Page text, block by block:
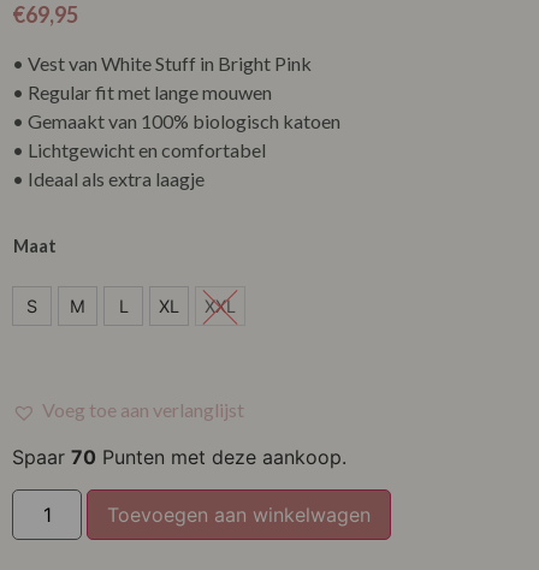
€69,95
• Vest van White Stuff in Bright Pink
• Regular fit met lange mouwen
• Gemaakt van 100% biologisch katoen
• Lichtgewicht en comfortabel
• Ideaal als extra laagje
Maat
S
XXL
S M L XL XXL
Voeg toe aan verlanglijst
Spaar 70 Punten met deze aankoop.
Toevoegen aan winkelwagen